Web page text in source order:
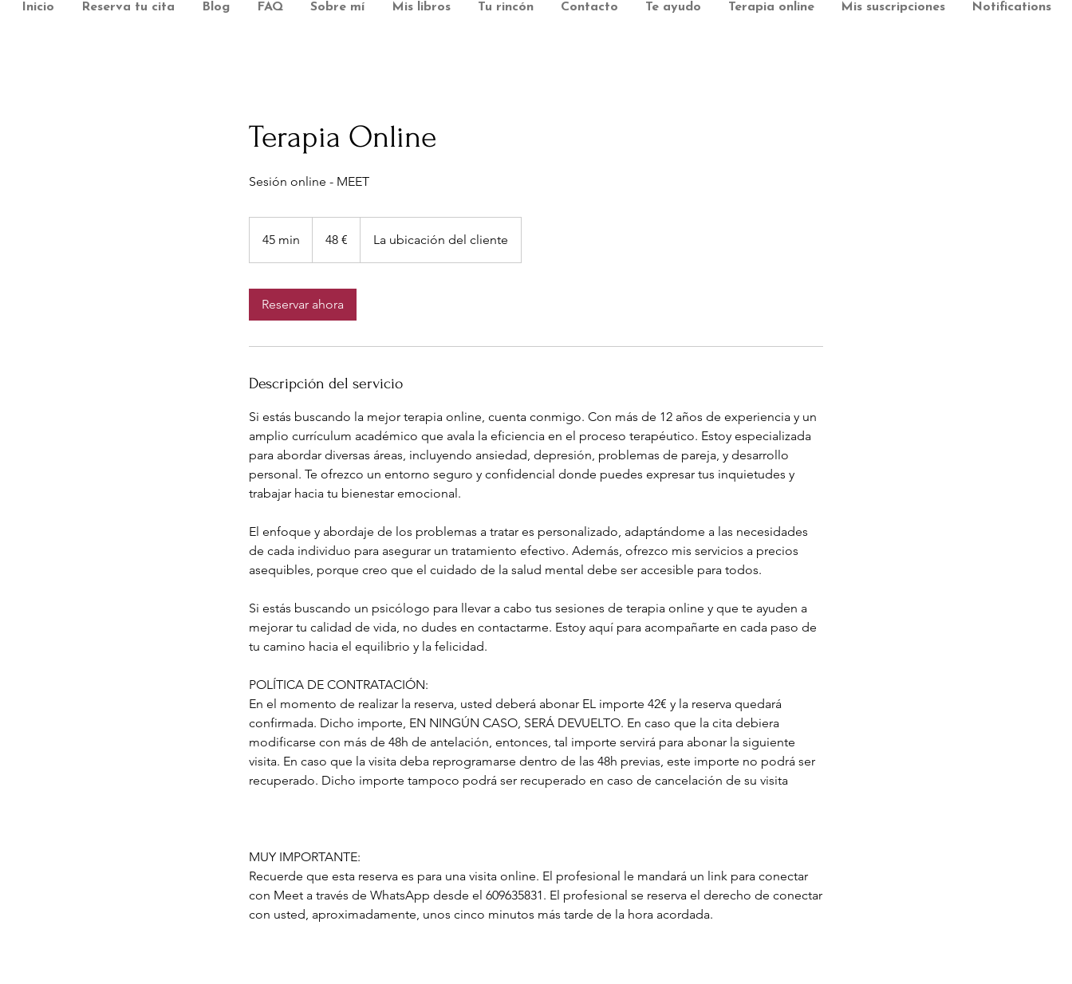
Inicio Reserva tu cita Blog FAQ Sobre mí Mis libros Tu rincón Contacto Te ayudo Terapia online Mis suscripciones Notifications
Terapia Online
45 min
5
48 € La ubicación del cliente
Reservar ahora
Descripción del servicio
Si estás buscando la mejor terapia online, cuenta conmigo. Con más de 12 años de experiencia y un
amplio currículum académico que avala la eficiencia en el proceso terapéutico. Estoy especializada
para abordar diversas áreas, incluyendo ansiedad, depresión, problemas de pareja, y desarrollo
personal. Te ofrezco un entorno seguro y confidencial donde puedes expresar tus inquietudes y
trabajar hacia tu bienestar emocional.
El enfoque y abordaje de los problemas a tratar es personalizado, adaptándome a las necesidades
de cada individuo para asegurar un tratamiento efectivo. Además, ofrezco mis servicios a precios
asequibles, porque creo que el cuidado de la salud mental debe ser accesible para todos.
Si estás buscando un psicólogo para llevar a cabo tus sesiones de terapia online y que te ayuden a
mejorar tu calidad de vida, no dudes en contactarme. Estoy aquí para acompañarte en cada paso de
tu camino hacia el equilibrio y la felicidad.
POLÍTICA DE CONTRATACIÓN:
En el momento de realizar la reserva, usted deberá abonar EL importe 42€ y la reserva quedará
confirmada. Dicho importe, EN NINGÚN CASO, SERÁ DEVUELTO. En caso que la cita debiera
modificarse con más de 48h de antelación, entonces, tal importe servirá para abonar la siguiente
visita. En caso que la visita deba reprogramarse dentro de las 48h previas, este importe no podrá ser
recuperado. Dicho importe tampoco podrá ser recuperado en caso de cancelación de su visita
MUY IMPORTANTE:
Recuerde que esta reserva es para una visita online. El profesional le mandará un link para conectar
con Meet a través de WhatsApp desde el 609635831. El profesional se reserva el derecho de conectar
con usted, aproximadamente, unos cinco minutos más tarde de la hora acordada.